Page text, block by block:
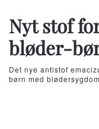
Nyt stof
bløder-
Det nye antistof
børn med